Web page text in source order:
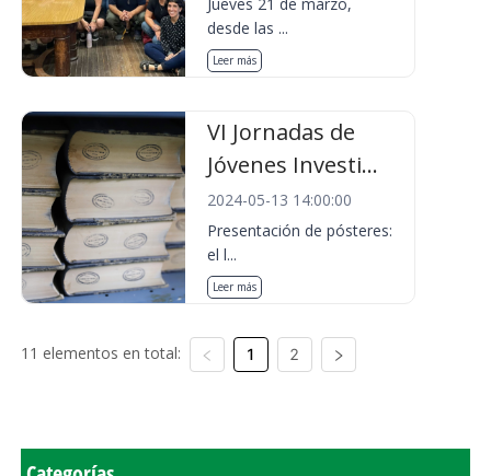
desde las ...
Leer más
VI Jornadas de
Jóvenes Investi...
2024-05-13 14:00:00
Presentación de pósteres:
el l...
Leer más
11 elementos en total: 1 2